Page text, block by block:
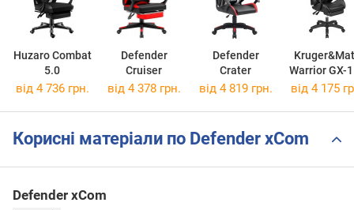
Huzaro Combat
5.0
Defender
Cruiser
Defender
Crater
Warrior GX-
від 4 736 грн. від 4 378 грн. від 4 819 грн. від 4 175
Корисні матеріали по Defender xCom
Defender xCom